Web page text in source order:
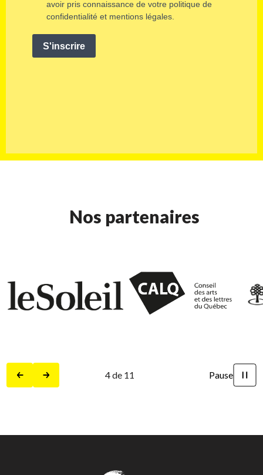
Nos partenaires
PrécédentSuivant 5de 11 Pause